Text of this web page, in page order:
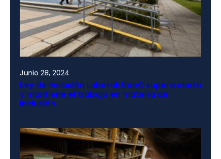
Junio 28, 2024
Ley de Inclusión Laboral: UdeC supera cuota
y mantiene el trabajo en materia de
inclusión